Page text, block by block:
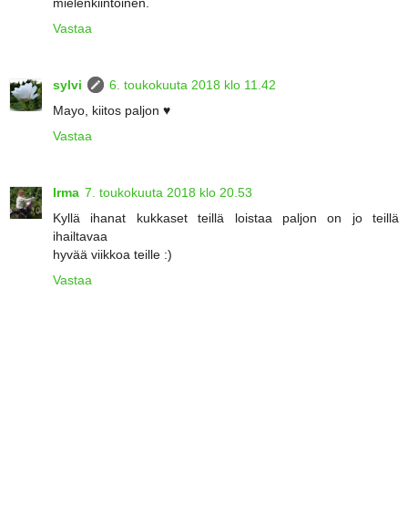
mielenkiintoinen.
Vastaa
sylvi
6. toukokuuta 2018 klo 11.42
Mayo, kiitos paljon ♥
Vastaa
Irma 7. toukokuuta 2018 klo 20.53
Kyllä ihanat kukkaset teillä loistaa paljon on jo teillä
ihailtavaa
hyvää viikkoa teille :)
Vastaa